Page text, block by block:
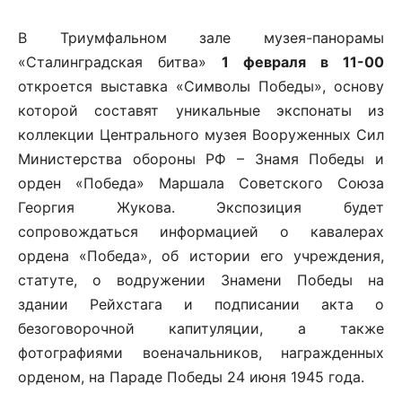
В Триумфальном зале музея-панорамы
«Сталинградская битва» 1 февраля в 11-00
откроется выставка «Символы Победы», основу
которой составят уникальные экспонаты из
коллекции Центрального музея Вооруженных Сил
Министерства обороны РФ – Знамя Победы и
орден «Победа» Маршала Советского Союза
Георгия Жукова. Экспозиция будет
сопровождаться информацией о кавалерах
ордена «Победа», об истории его учреждения,
статуте, о водружении Знамени Победы на
здании Рейхстага и подписании акта о
безоговорочной капитуляции, а также
фотографиями военачальников, награжденных
орденом, на Параде Победы 24 июня 1945 года.